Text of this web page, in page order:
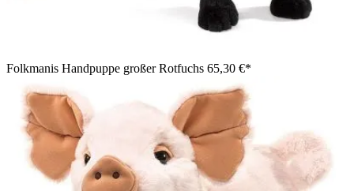
Folkmanis Handpuppe großer Rotfuchs 65,30 €*